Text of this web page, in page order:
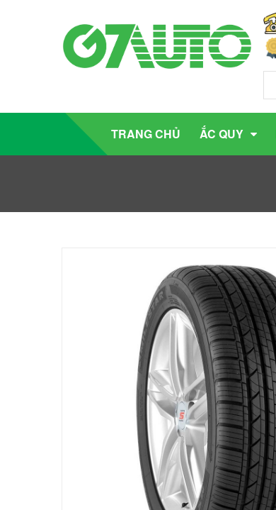
TRANG CHỦ ẮC QUY